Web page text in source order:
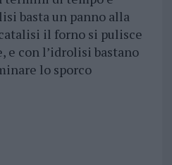
basta un panno alla
il forno si pulisce
e con l’idrolisi bastano
lo sporco